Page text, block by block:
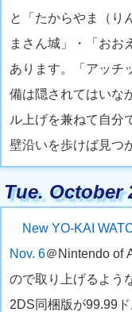
と「たからやま（り
まさん城」・「おお
あります。「アッチ
備は隠されてはいな
ル上げを兼ねて自分
壁沿いを歩けば見つ
Tue. October
New YO-KAI
Nov. 6＠Nintendo of
ので取り上げるよう
2DS同梱版が99.99